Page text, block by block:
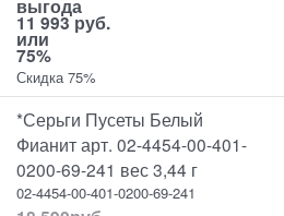
выгода
11 993 руб.
или
75%
Скидка 75%
*Серьги Пусеты Белый
Фианит арт. 02-4454-00-401-
0200-69-241 вес 3,44 г
02-4454-00-401-0200-69-241